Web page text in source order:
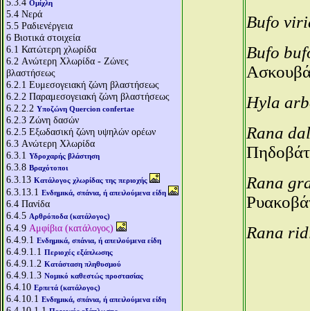
Ομίχλη
5.4 Νερά
5.5 Ραδιενέργεια
6 Βιοτικά στοιχεία
6.1 Κατώτερη χλωρίδα
6.2 Aνώτερη Χλωρίδα - Ζώνες
βλαστήσεως
6.2.1 Ευμεσογειακή ζώνη βλαστήσεως
6.2.2 Παραμεσογειακή ζώνη βλαστήσεως
6.2.2.2 Υποζώνη Quercion confertae
6.2.3 Ζώνη δασών
6.2.5 Εξωδασική ζώνη υψηλών ορέων
6.3 Aνώτερη Χλωρίδα
6.3.1 Υδροχαρής βλάστηση
6.3.8 Βραχότοποι
6.3.13 Κατάλογος χλωρίδας της περιοχής
6.3.13.1 Ενδημικά, σπάνια, ή απειλούμενα είδη
6.4 Πανίδα
6.4.5 Αρθρόποδα (κατάλογος)
6.4.9 Αμφίβια (κατάλογος)
6.4.9.1 Ενδημικά, σπάνια, ή απειλούμενα είδη
6.4.9.1.1 Περιοχές εξάπλωσης
6.4.9.1.2 Κατάσταση πληθυσμού
6.4.9.1.3 Νομικό καθεστώς προστασίας
6.4.10 Ερπετά (κατάλογος)
6.4.10.1 Ενδημικά, σπάνια, ή απειλούμενα είδη
Bufo
Bufo
Hyla
Rana
Rana
Rana